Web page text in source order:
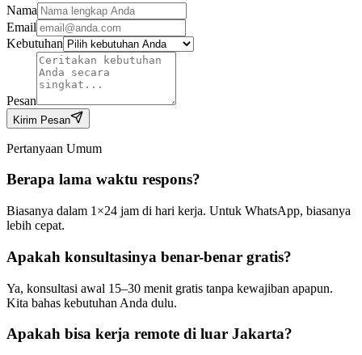
Nama
Email
Kebutuhan
Pesan
Kirim Pesan
Pertanyaan Umum
Berapa lama waktu respons?
Biasanya dalam 1×24 jam di hari kerja. Untuk WhatsApp, biasanya
lebih cepat.
Apakah konsultasinya benar-benar gratis?
Ya, konsultasi awal 15–30 menit gratis tanpa kewajiban apapun.
Kita bahas kebutuhan Anda dulu.
Apakah bisa kerja remote di luar Jakarta?